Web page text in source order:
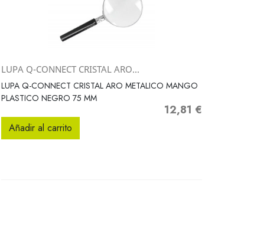
Vista rápida
LUPA Q-CONNECT CRISTAL ARO...
LUPA Q-CONNECT CRISTAL ARO METALICO MANGO
PLASTICO NEGRO 75 MM
Precio
12,81 €
Añadir al carrito